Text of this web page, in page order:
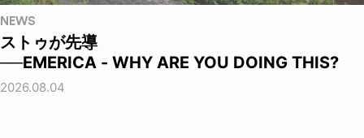
NEWS
ストゥが先導
──EMERICA - WHY ARE YOU DOING THIS?
2026.08.04